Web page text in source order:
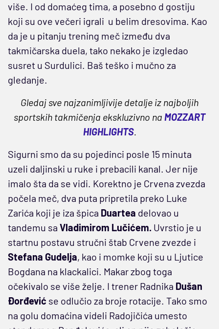
više. I od domaćeg tima, a posebno d gostiju
koji su ove večeri igrali u belim dresovima. Kao
da je u pitanju trening meč između dva
takmičarska duela, tako nekako je izgledao
susret u Surdulici. Baš teško i mučno za
gledanje.
Gledaj sve najzanimljivije detalje iz najboljih
sportskih takmičenja ekskluzivno na MOZZART
HIGHLIGHTS.
Sigurni smo da su pojedinci posle 15 minuta
uzeli daljinski u ruke i prebacili kanal. Jer nije
imalo šta da se vidi. Korektno je Crvena zvezda
počela meč, dva puta pripretila preko Luke
Zarića koji je iza špica Duartea delovao u
tandemu sa Vladimirom Lučićem. Uvrstio je u
startnu postavu stručni štab Crvene zvezde i
Stefana Gudelja, kao i momke koji su u Ljutice
Bogdana na klackalici. Makar zbog toga
očekivalo se više želje. I trener Radnika Dušan
Đorđević se odlučio za broje rotacije. Tako smo
na golu domaćina videli Radojičića umesto